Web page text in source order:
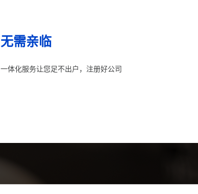
无需亲临
一体化服务让您足不出户，注册好公司